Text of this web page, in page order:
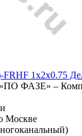
1х2х0.75
ФАЗЕ» –
Москве